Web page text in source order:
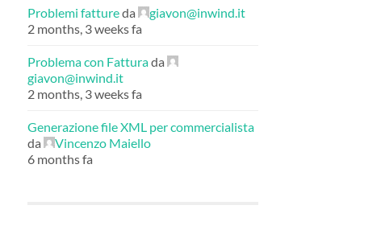
Problemi fattureda
giavon@inwind.it
2 months, 3 weeks fa
Problema con Fatturada
giavon@inwind.it
2 months, 3 weeks fa
Generazione file XML per commercialista
da
Vincenzo Maiello
6 months fa